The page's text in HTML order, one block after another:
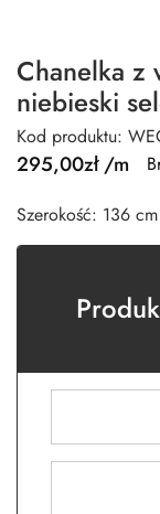
Chanelka z
niebieski
Kod produktu:
295,00zł/m
Szerokość: 136 cm